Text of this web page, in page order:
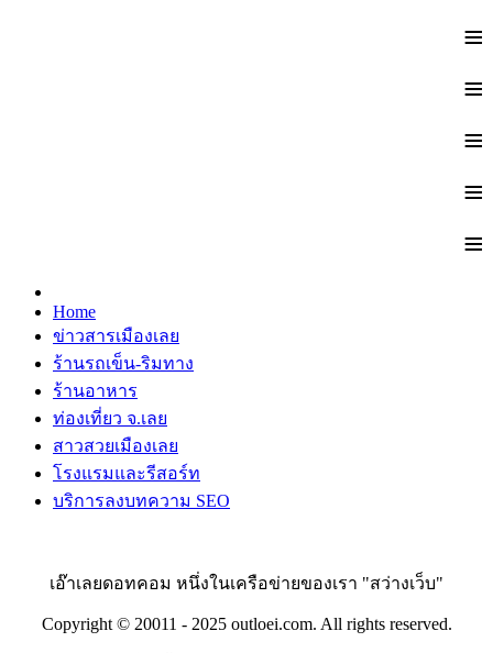
≡
≡
≡
≡
≡
Home
ข่าวสารเมืองเลย
ร้านรถเข็น-ริมทาง
ร้านอาหาร
ท่องเที่ยว จ.เลย
สาวสวยเมืองเลย
โรงแรมและรีสอร์ท
บริการลงบทความ SEO
เอ๊าเลยดอทคอม หนึ่งในเครือข่ายของเรา "สว่างเว็บ"
Copyright © 20011 - 2025 outloei.com. All rights reserved.